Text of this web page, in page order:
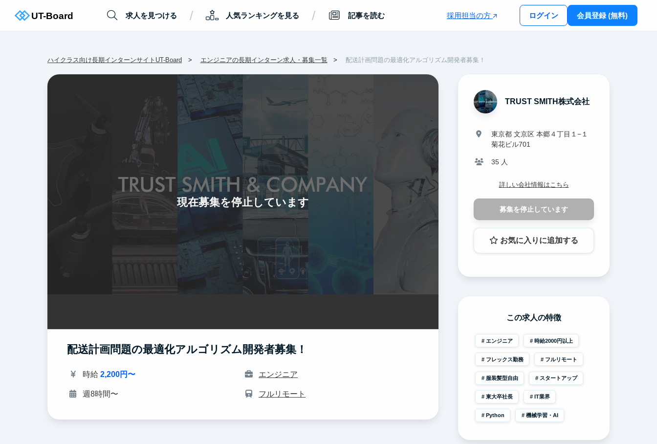
求人を見つける / 人気ランキングを見る / 記事を読む 採用担当の方 ログイン 会員登録 (無料)
ハイクラス向け長期インターンサイトUT-Board エンジニアの長期インターン求人・募集一覧 配送計画問題の最適化アルゴリズム開発者募集！
現在募集を停止しています
配送計画問題の最適化アルゴリズム開発者募集！
時給 2,200円〜 エンジニア
週8時間〜 フルリモート
TRUST SMITH株式会社
東京都 文京区 本郷４丁目１−１
菊花ビル701
35 人
詳しい会社情報はこちら
募集を停止しています
お気に入りに追加する
この求人の特徴
エンジニア 時給2000円以上
フレックス勤務 フルリモート
服装髪型自由 スタートアップ
東大卒社長 IT業界
Python 機械学習・AI